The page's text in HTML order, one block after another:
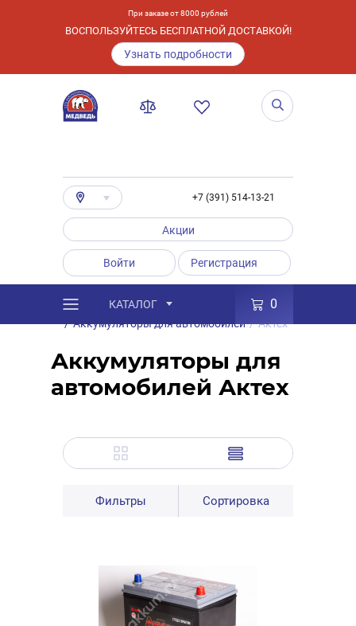
При заказе от 8000 рублей
ВОСПОЛЬЗУЙТЕСЬ БЕСПЛАТНОЙ ДОСТАВКОЙ!
Узнать подробности
+7 (391) 514-13-21
Акции
Войти Регистрация
КАТАЛОГ 0
Каталог / Товары
Аккумуляторы
/ Аккумуляторы для автомобилей / Актех
Аккумуляторы для
автомобилей Актех
Фильтры Сортировка